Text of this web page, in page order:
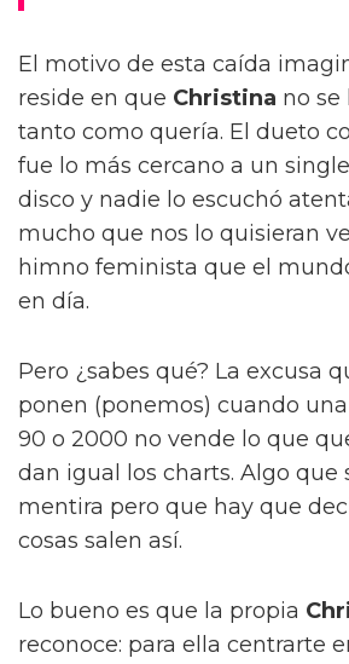
El motivo de esta caída
reside en que Christina no se
tanto como quería. El dueto
fue lo más cercano a un
disco y nadie lo escuchó
mucho que nos lo quisieran
himno feminista que el
en día.
Pero ¿sabes qué? La excusa
ponen (ponemos) cuando
90 o 2000 no vende lo que
dan igual los charts. Algo que
mentira pero que hay que
cosas salen así.
Lo bueno es que la propia
reconoce: para ella centrarte